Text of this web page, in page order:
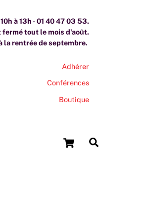
Cart
à 13h - 01 40 47 03 53.
fermé tout le mois d'août.
la rentrée de septembre.
Adhérer
Conférences
Boutique